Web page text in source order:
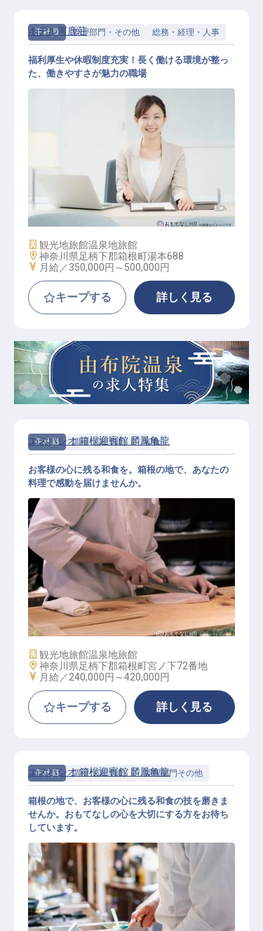
正社員 管理部門・その他 総務・経理・人事
ホテル河鹿荘
福利厚生や休暇制度充実！長く働ける環境が整っ
た、働きやすさが魅力の職場
施設業態
観光地旅館温泉地旅館
勤務地
神奈川県足柄下郡箱根町湯本688
給与
月給／350,000円～ 500,000円
キープする 詳しく見る
正社員 調理（調理師） 和食
和食料理（一般職～アシスタントマ
ネージャー）
エスパシオ 箱根迎賓館 麟鳳亀龍
お客様の心に残る和食を。箱根の地で、あなたの
料理で感動を届けませんか。
施設業態
観光地旅館温泉地旅館
勤務地
神奈川県足柄下郡箱根町宮ノ下72番地
給与
月給／240,000円～420,000円
キープする 詳しく見る
正社員 調理（調理師） 調理部門その他
エスパシオ 箱根迎賓館 麟鳳亀龍
箱根の地で、お客様の心に残る和食の技を磨きま
せんか。おもてなしの心を大切にする方をお待ち
しています。